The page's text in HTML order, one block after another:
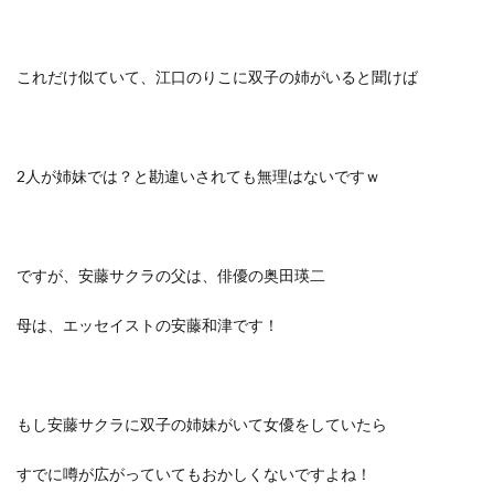
これだけ似ていて、江口のりこに双子の姉がいると聞けば
2人が姉妹では？と勘違いされても無理はないですｗ
ですが、安藤サクラの父は、俳優の奥田瑛二
母は、エッセイストの安藤和津です！
もし安藤サクラに双子の姉妹がいて女優をしていたら
すでに噂が広がっていてもおかしくないですよね！